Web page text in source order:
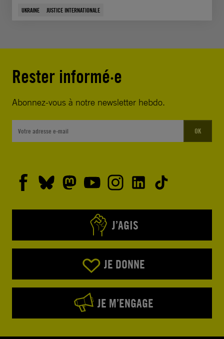
UKRAINE JUSTICE INTERNATIONALE
Rester informé·e
Abonnez-vous à notre newsletter hebdo.
OK
J’AGIS
JE DONNE
JE M’ENGAGE